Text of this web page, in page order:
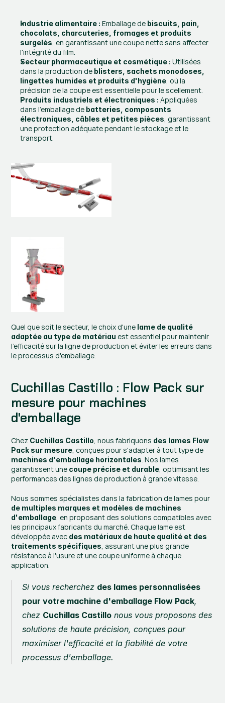
Industrie alimentaire : Emballage de biscuits, pain,
chocolats, charcuteries, fromages et produits
surgelés, en garantissant une coupe nette sans affecter
l'intégrité du film.
Secteur pharmaceutique et cosmétique : Utilisées
dans la production de blisters, sachets monodoses,
lingettes humides et produits d'hygiène, où la
précision de la coupe est essentielle pour le scellement.
Produits industriels et électroniques : Appliquées
dans l'emballage de batteries, composants
électroniques, câbles et petites pièces, garantissant
une protection adéquate pendant le stockage et le
transport.
Quel que soit le secteur, le choix d'une lame de qualité
adaptée au type de matériau est essentiel pour maintenir
l'efficacité sur la ligne de production et éviter les erreurs dans
le processus d'emballage.
Cuchillas Castillo : Flow Pack sur
mesure pour machines
d'emballage
Chez Cuchillas Castillo, nous fabriquons des lames Flow
Pack sur mesure
machines d'emballage horizontales. Nos lames
garantissent une coupe précise et durable, optimisant les
performances des lignes de production à grande vitesse.
de multiples marques et modèles de machines
d'emballage, en proposant des solutions compatibles avec
les principaux fabricants du marché. Chaque lame est
développée avec des matériaux de haute qualité et des
traitements spécifiques, assurant une plus grande
résistance à l'usure et une coupe uniforme à chaque
application.
Si vous recherchez des lames personnalisées
pour votre machine d'emballage Flow Pack,
chez Cuchillas Castillo nous vous proposons des
solutions de haute précision, conçues pour
maximiser l'efficacité et la fiabilité de votre
processus d'emballage.